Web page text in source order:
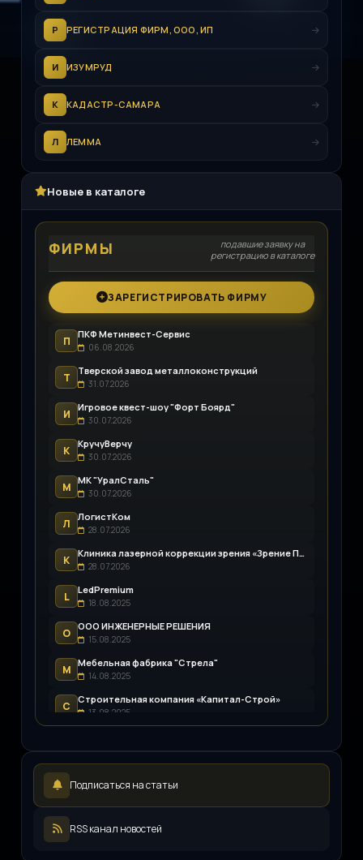
Р РЕГИСТРАЦИЯ ФИРМ, ООО, ИП
И ИЗУМРУД
К КАДАСТР-САМАРА
Л ЛЕММА
Новые в каталоге
ФИРМЫ
подавшие заявку на
регистрацию в каталоге
ЗАРЕГИСТРИРОВАТЬ ФИРМУ
П
ПКФ Метинвест-Сервис
06.08.2026
Т
Тверской завод металлоконструкций
31.07.2026
И
Игровое квест-шоу "Форт Боярд"
30.07.2026
К
КручуВерчу
30.07.2026
М
МК "УралСталь"
30.07.2026
Л
ЛогистКом
28.07.2026
К
Клиника лазерной коррекции зрения «Зрение Пенза»
28.07.2026
L
LedPremium
18.08.2025
О
ООО ИНЖЕНЕРНЫЕ РЕШЕНИЯ
15.08.2025
М
Мебельная фабрика "Стрела"
14.08.2025
С
Строительная компания «Капитал-Строй»
13.08.2025
L 12.08.2025
Р
Русский инженерный клуб
Подписаться на статьи
RSS канал новостей